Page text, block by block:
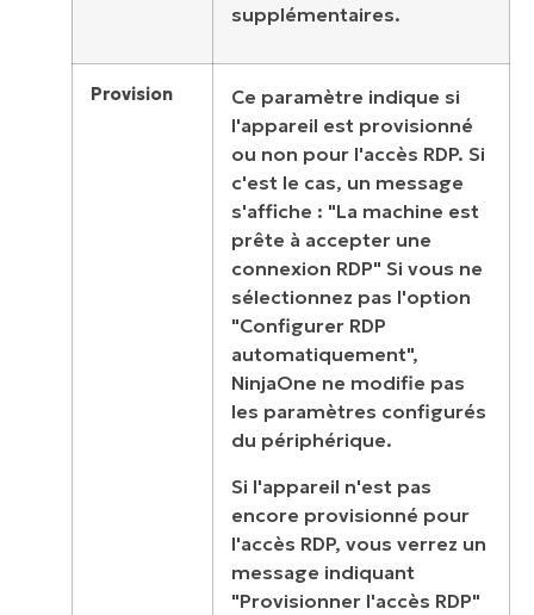
supplémentaires.
Provision
Ce paramètre indique si
l'appareil est provisionné
ou non pour l'accès RDP. Si
c'est le cas, un message
s'affiche : "La machine est
prête à accepter une
connexion RDP" Si vous ne
sélectionnez pas l'option
"Configurer RDP
automatiquement",
NinjaOne ne modifie pas
les paramètres configurés
du périphérique.
Si l'appareil n'est pas
encore provisionné pour
l'accès RDP, vous verrez un
message indiquant
"Provisionner l'accès RDP"